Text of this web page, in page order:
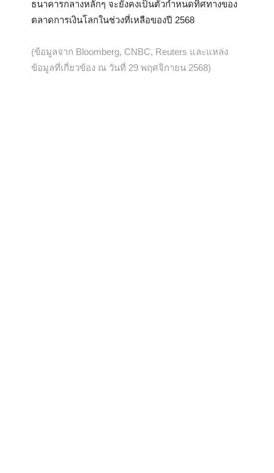
ธนาคารกลางหลักๆ จะยังคงเป็นตัวกำหนดทิศทางของ
ตลาดการเงินโลกในช่วงที่เหลือของปี 2568
(ข้อมูลจาก Bloomberg, CNBC, Reuters และแหล่ง
ข้อมูลที่เกี่ยวข้อง ณ วันที่ 29 พฤศจิกายน 2568)